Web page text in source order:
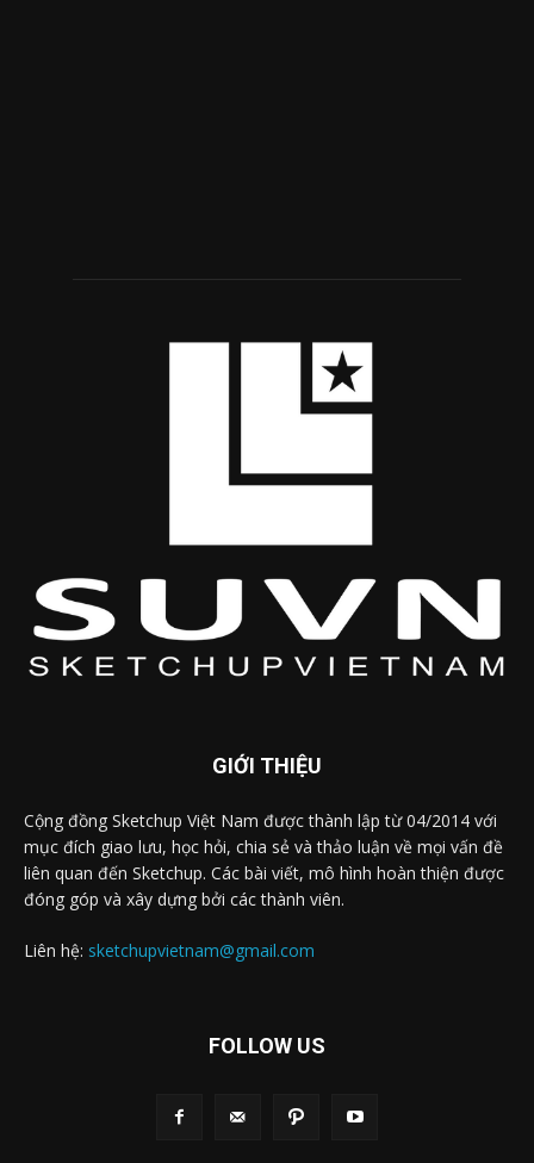
GIỚI THIỆU
Cộng đồng Sketchup Việt Nam được thành lập từ 04/2014 với
mục đích giao lưu, học hỏi, chia sẻ và thảo luận về mọi vấn đề
liên quan đến Sketchup. Các bài viết, mô hình hoàn thiện được
đóng góp và xây dựng bởi các thành viên.
Liên hệ: sketchupvietnam@gmail.com
FOLLOW US